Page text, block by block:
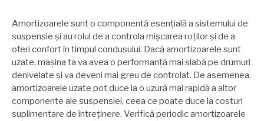
Amortizoarele sunt o componentă esențială a sistemului de
suspensie și au rolul de a controla mișcarea roților și de a
oferi confort în timpul condusului. Dacă amortizoarele sunt
uzate, mașina ta va avea o performanță mai slabă pe drumuri
denivelate și va deveni mai greu de controlat. De asemenea,
amortizoarele uzate pot duce la o uzură mai rapidă a altor
componente ale suspensiei, ceea ce poate duce la costuri
suplimentare de întreținere. Verifică periodic amortizoarele